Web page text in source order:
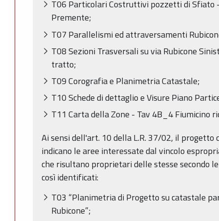
T06 Particolari Costruttivi pozzetti di Sfiato
Premente;
T07 Parallelismi ed attraversamenti
T08 Sezioni Trasversali su via Rubicone
tratto;
T09 Corografia e Planimetria Catastale;
T10 Schede di dettaglio e Visure Piano
T11 Carta della Zone - Tav 4B_4 Fiumicino
Ai sensi dell'art. 10 della L.R. 37/02, il progetto
indicano le aree interessate dal vincolo
che risultano proprietari delle stesse secondo
così identificati:
T03 “Planimetria di Progetto su catastale
Rubicone”;